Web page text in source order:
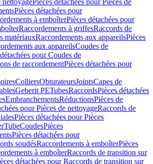
nettoyagePièces détachées pour Pièces de
Pièces détachées pour
à emboîterPièces détachées pour
Raccordements à griffesRaccords de
matériauxRaccordements aux appareilsPièces
aux appareilsCoudes de
pour Coudes de
de raccordementPièces détachées pour
ColliersObturateursJointsCapes de
Geberit PETubesRaccordsPièces détachées
EmbranchementsRéductionsPièces de
pour Pièces de nettoyageRaccords de
Pièces détachées pour Pièces
CoudesPièces
Pièces détachées pour
soudésRaccordements à emboîterPièces
à emboîterRaccords de transition sur
détachées pour Raccords de transition sur